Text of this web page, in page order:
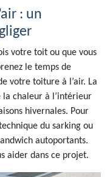
: un
votre toit ou que vous
le temps de
votre toiture à l’air. La
chaleur à l’intérieur
hivernales. Pour
du sarking ou
autoportants.
aider dans ce projet.